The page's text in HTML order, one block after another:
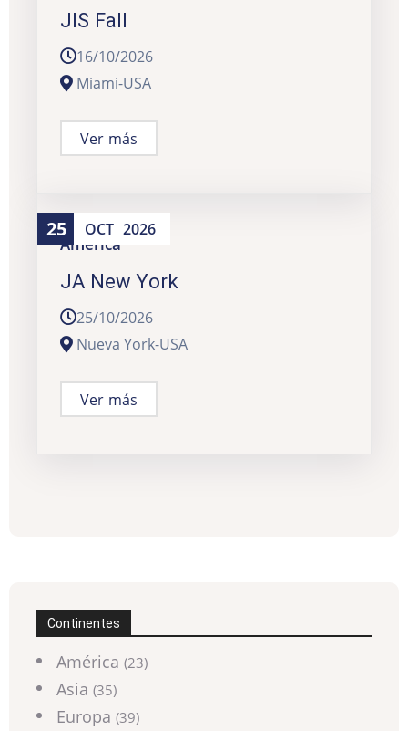
JIS Fall
16/10/2026
Miami-USA
Ver más
25 OCT 2026
América
JA New York
25/10/2026
Nueva York-USA
Ver más
Continentes
América (23)
Asia (35)
Europa (39)